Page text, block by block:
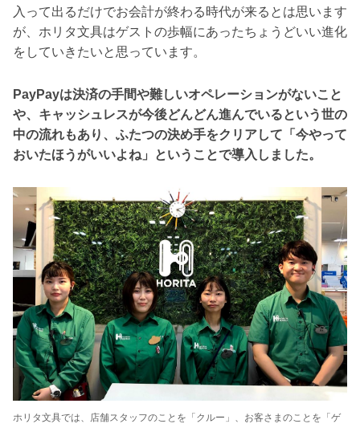
入って出るだけでお会計が終わる時代が来るとは思います
が、ホリタ文具はゲストの歩幅にあったちょうどいい進化
をしていきたいと思っています。
PayPayは決済の手間や難しいオペレーションがないこと
や、キャッシュレスが今後どんどん進んでいるという世の
中の流れもあり、ふたつの決め手をクリアして「今やって
おいたほうがいいよね」ということで導入しました。
ホリタ文具では、店舗スタッフのことを「クルー」、お客さまのことを「ゲ